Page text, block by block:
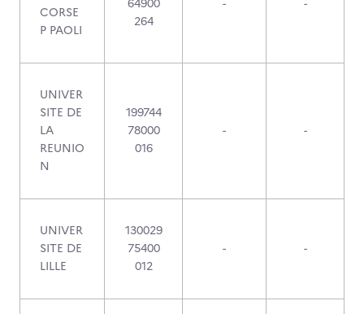
CORSE
P PAOLI
64900
264
- -
UNIVER
SITE DE
LA
REUNIO
N
199744
78000
016
- -
UNIVER
SITE DE
LILLE
130029
75400
012
- -